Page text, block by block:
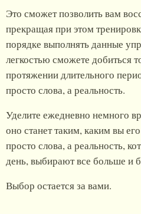
Это сможет позволить вам
прекращая при этом
порядке выполнять данные
легкостью сможете добиться
протяжении длительного
просто слова, а реальность.
Уделите ежедневно немного
оно станет таким, каким вы
просто слова, а реальность,
день, выбирают все больше и
Выбор остается за вами.